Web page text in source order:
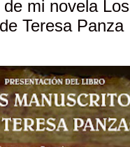
mi novela Los
Teresa Panza